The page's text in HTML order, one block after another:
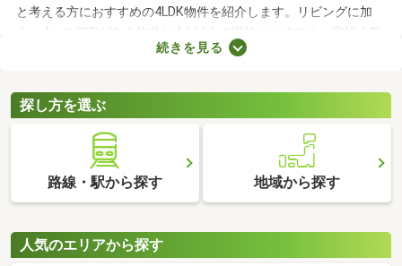
と考える方におすすめの4LDK物件を紹介します。リビングに加
え、4つの個室がある物件は4人以上の家族におすすめ。家族人数
が多くても、お部屋の数が多ければ生活空間をしっかり分けられ
間取りや設備、購入費用などをチェックしてみてくださいね。
続きを見る
探し方を選ぶ
路線・駅から探す 地域から探す
人気のエリアから探す